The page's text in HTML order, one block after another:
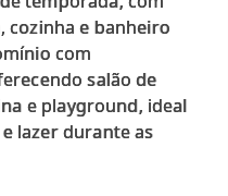
cozinha e banheiro
com
salão de
e playground, ideal
lazer durante as